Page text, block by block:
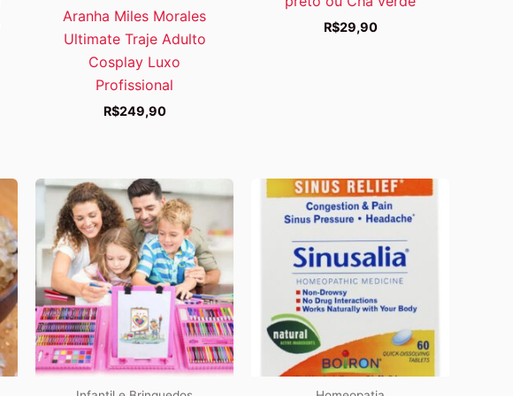
Aranha Miles Morales
Ultimate Traje Adulto
Cosplay Luxo
Profissional
R$249,90
R$29,90